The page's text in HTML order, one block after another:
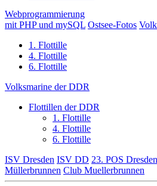
Webprogrammierung
mit PHP und mySQL Ostsee-Fotos
1. Flottille
4. Flottille
6. Flottille
Volksmarine der DDR
Flottillen der DDR
1. Flottille
4. Flottille
6. Flottille
ISV Dresden ISV DD 23. POS Dresden
Müllerbrunnen Club Muellerbrunnen